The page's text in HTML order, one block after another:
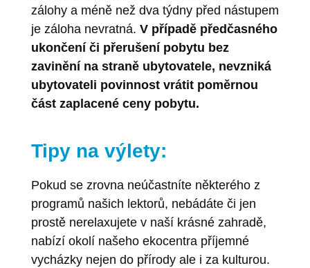
zálohy a méně než dva týdny před nástupem
je záloha nevratná. V případě předčasného
ukončení či přerušení pobytu bez
zavinění na straně ubytovatele, nevzniká
ubytovateli povinnost vrátit poměrnou
část zaplacené ceny pobytu.
Tipy na výlety:
Pokud se zrovna neúčastníte některého z
programů našich lektorů, nebádáte či jen
prostě nerelaxujete v naší krásné zahradě,
nabízí okolí našeho ekocentra příjemné
vycházky nejen do přírody ale i za kulturou.